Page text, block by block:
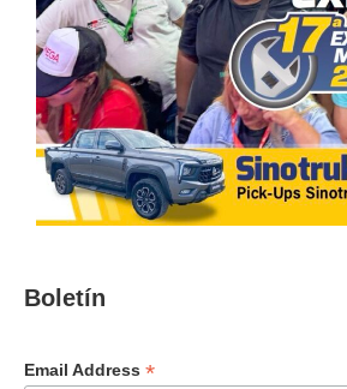
Boletín
Email Address *